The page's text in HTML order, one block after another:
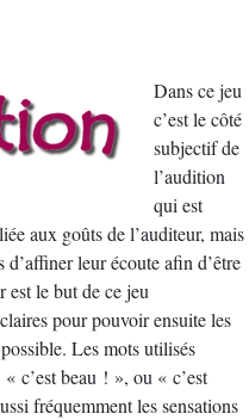
Dans ce jeu
c’est le côté
subjectif de
l’audition
qui est
aux goûts de l’auditeur, mais
d’affiner leur écoute afin d’être
est le but de ce jeu
pour pouvoir ensuite les
Les mots utilisés
c’est beau ! », ou « c’est
fréquemment les sensations